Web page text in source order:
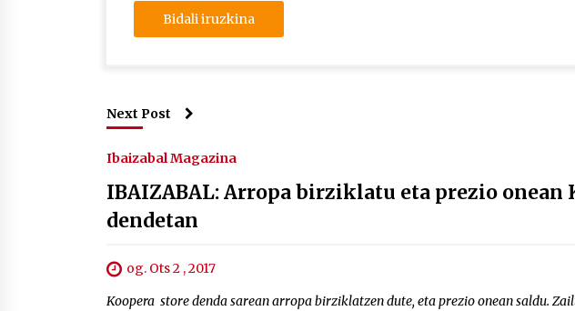
Next Post
Ibaizabal Magazina
IBAIZABAL: Arropa birziklatu eta prezio onean
dendetan
og. Ots 2 , 2017
Koopera store denda sarean arropa birziklatzen dute, eta prezio onean saldu.